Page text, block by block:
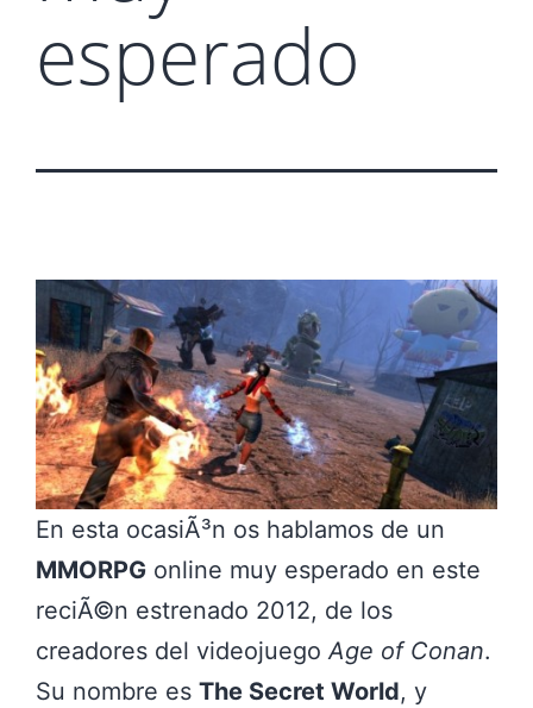
esperado
En esta ocasiÃ³n os hablamos de un
MMORPG online muy esperado en este
reciÃ©n estrenado 2012, de los
creadores del videojuegoAge of Conan.
Su nombre es The Secret World, y